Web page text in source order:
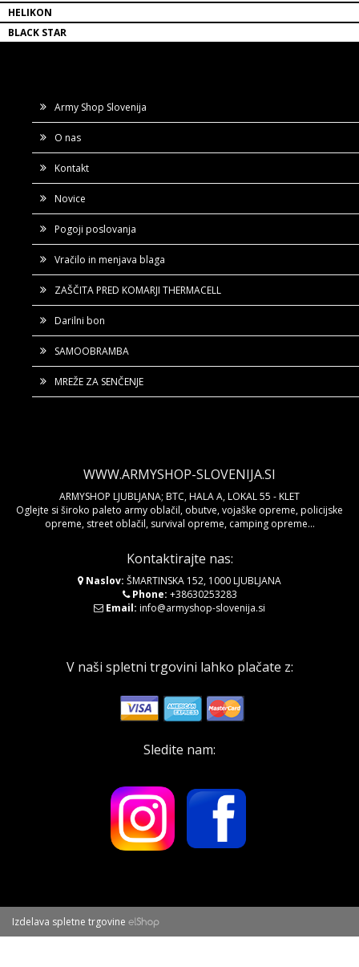
HELIKON
BLACK STAR
Army Shop Slovenija
O nas
Kontakt
Novice
Pogoji poslovanja
Vračilo in menjava blaga
ZAŠČITA PRED KOMARJI THERMACELL
Darilni bon
SAMOOBRAMBA
MREŽE ZA SENČENJE
WWW.ARMYSHOP-SLOVENIJA.SI
ARMYSHOP LJUBLJANA; BTC, HALA A, LOKAL 55 - KLET
Oglejte si široko paleto army oblačil, obutve, vojaške opreme, policijske
opreme, street oblačil, survival opreme, camping opreme...
Kontaktirajte nas:
Naslov: ŠMARTINSKA 152, 1000 LJUBLJANA
Phone: +38630253283
Email: info@armyshop-slovenija.si
V naši spletni trgovini lahko plačate z:
Sledite nam:
Izdelava spletne trgovine